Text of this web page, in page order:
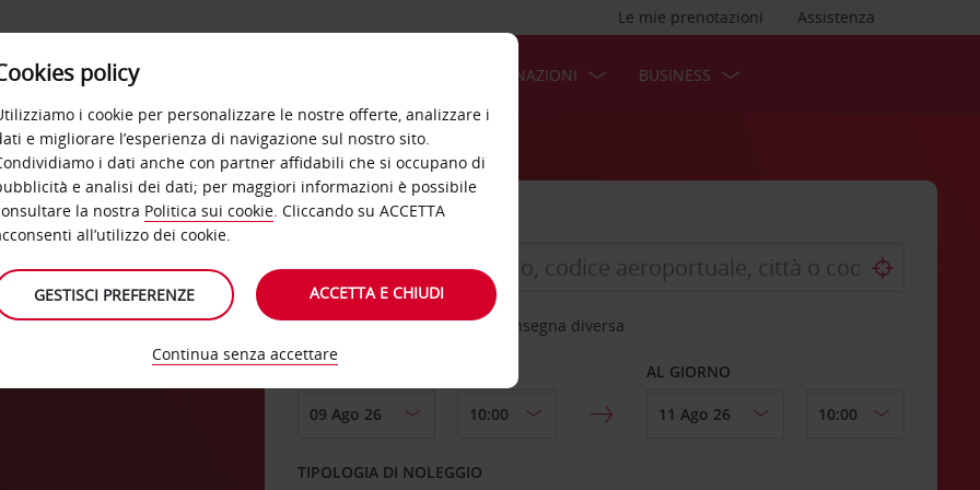
Assistenza
Le mie prenotazioni
OFFERTE DESTINAZIONI BUSINESS
Scegli una località di riconsegna diversa
DAL GIORNO AL GIORNO
TIPOLOGIA DI NOLEGGIO
policy
i cookie per personalizzare le nostre offerte, analizzare i
e migliorare l’esperienza di navigazione sul nostro sito.
i dati anche con partner affidabili che si occupano di
e analisi dei dati; per maggiori informazioni è possibile
la nostra Politica sui cookie. Cliccando su ACCETTA
all’utilizzo dei cookie.
GESTISCI PREFERENZE ACCETTA E CHIUDI
Continua senza accettare